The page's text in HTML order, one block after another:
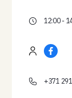
12:00 -
+371